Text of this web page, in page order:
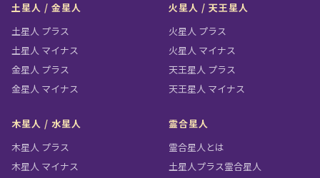
土星人 / 金星人
土星人 プラス
土星人 マイナス
金星人 プラス
金星人 マイナス
火星人 / 天王星人
火星人 プラス
火星人 マイナス
天王星人 プラス
天王星人 マイナス
木星人 / 水星人
木星人 プラス
木星人 マイナス
霊合星人
霊合星人とは
土星人プラス霊合星人